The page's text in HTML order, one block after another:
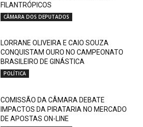
FILANTRÓPICOS
CÂMARA DOS DEPUTADOS
LORRANE OLIVEIRA E CAIO SOUZA
CONQUISTAM OURO NO CAMPEONATO
BRASILEIRO DE GINÁSTICA
POLÍTICA
COMISSÃO DA CÂMARA DEBATE
IMPACTOS DA PIRATARIA NO MERCADO
DE APOSTAS ON-LINE